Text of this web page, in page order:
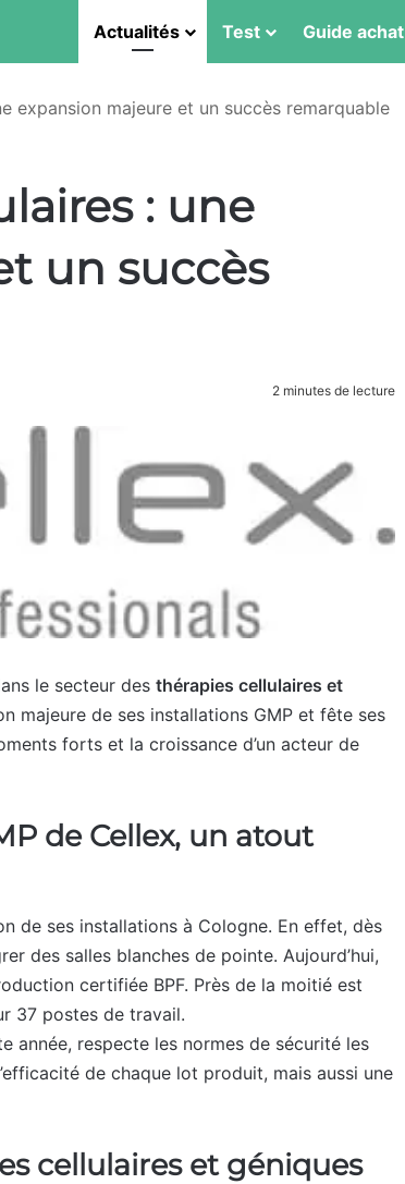
Actualités Test Guide achat
expansion majeure et un succès remarquable
: une
un succès
2 minutes de lecture
le secteur des thérapies cellulaires et
majeure de ses installations GMP et fête ses
forts et la croissance d’un acteur de
de Cellex, un atout
de ses installations à Cologne. En effet, dès
des salles blanches de pointe. Aujourd’hui,
certifiée BPF. Près de la moitié est
37 postes de travail.
année, respecte les normes de sécurité les
de chaque lot produit, mais aussi une
cellulaires et géniques